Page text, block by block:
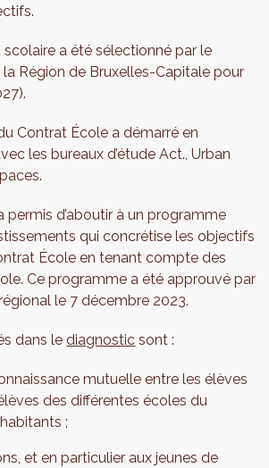
a été sélectionné par le
Région de Bruxelles-Capitale pour
Contrat École a démarré en
les bureaux d’étude Act., Urban
permis d’aboutir à un programme
qui concrétise les objectifs
École en tenant compte des
Ce programme a été approuvé par
le 7 décembre 2023.
dans lediagnostic sont :
mutuelle entre les élèves
élèves des différentes écoles du
;
et en particulier aux jeunes de